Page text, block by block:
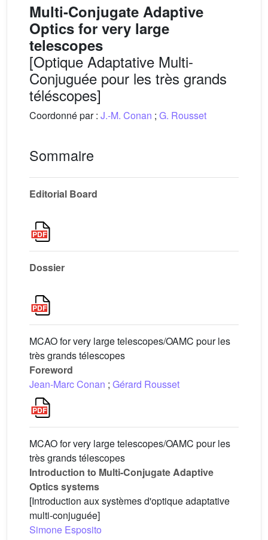
Multi-Conjugate Adaptive
Optics for very large
telescopes
[Optique Adaptative Multi-
Conjuguée pour les très grands
téléscopes]
Coordonné par : J.-M. Conan ; G. Rousset
Sommaire
Editorial Board
Dossier
MCAO for very large telescopes/OAMC pour les
très grands télescopes
Foreword
Jean-Marc Conan ; Gérard Rousset
MCAO for very large telescopes/OAMC pour les
très grands télescopes
Introduction to Multi-Conjugate Adaptive
Optics systems
[Introduction aux systèmes d'optique adaptative
multi-conjuguée]
Simone Esposito